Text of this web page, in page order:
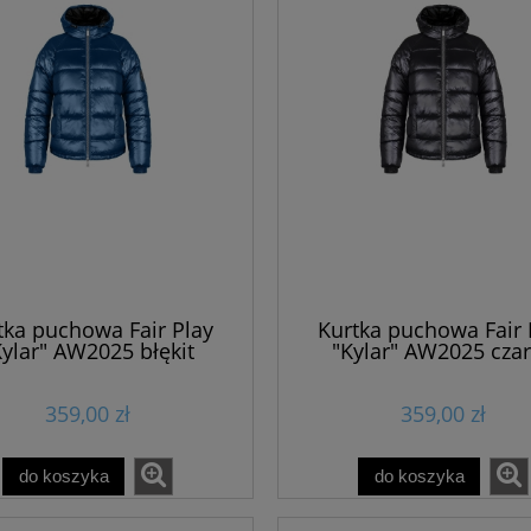
puchowa Fair Play
AW2025 błękit
359,00 zł
do koszyka
Kurtka puchowa Fair
"Kylar" AW2025
359,00 zł
do koszyka